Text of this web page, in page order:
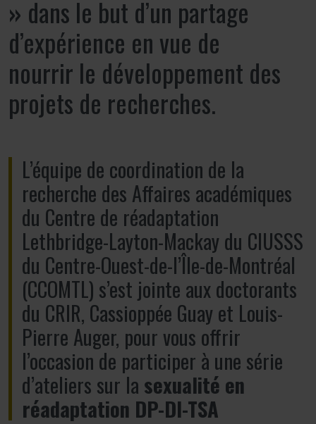
» dans le but d’un partage
d’expérience en vue de
nourrir le développement des
projets de recherches.
L’équipe de coordination de la
recherche des Affaires académiques
du Centre de réadaptation
Lethbridge-Layton-Mackay du CIUSSS
du Centre-Ouest-de-l’Île-de-Montréal
(CCOMTL) s’est jointe aux doctorants
du CRIR, Cassioppée Guay et Louis-
Pierre Auger, pour vous offrir
l’occasion de participer à une série
d’ateliers sur la sexualité en
réadaptation DP-DI-TSA